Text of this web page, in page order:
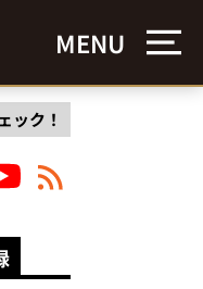
MENU
ック！